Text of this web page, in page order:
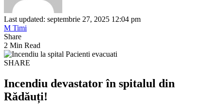
Last updated: septembrie 27, 2025 12:04 pm
M Timi
Share
2 Min Read
SHARE
Incendiu devastator în spitalul din
Rădăuți!